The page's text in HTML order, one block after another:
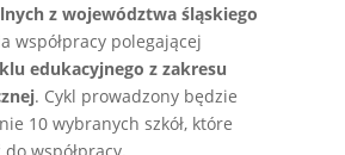
z województwa śląskiego
współpracy polegającej
edukacyjnego z zakresu
. Cykl prowadzony będzie
10 wybranych szkół, które